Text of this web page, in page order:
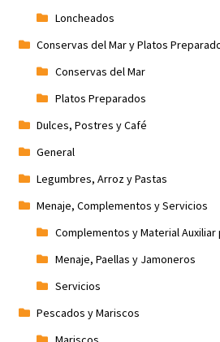
Loncheados
Conservas del Mar y Platos
Conservas del Mar
Platos Preparados
Dulces, Postres y Café
General
Legumbres, Arroz y Pastas
Menaje, Complementos y Servicios
Complementos y Material Auxiliar
Menaje, Paellas y Jamoneros
Servicios
Pescados y Mariscos